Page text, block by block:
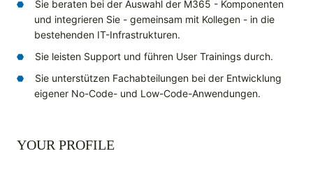
Sie beraten bei der Auswahl der M365 - Komponenten
und integrieren Sie - gemeinsam mit Kollegen - in die
bestehenden IT-Infrastrukturen.
Sie leisten Support und führen User Trainings durch.
Sie unterstützen Fachabteilungen bei der Entwicklung
eigener No-Code- und Low-Code-Anwendungen.
YOUR PROFILE